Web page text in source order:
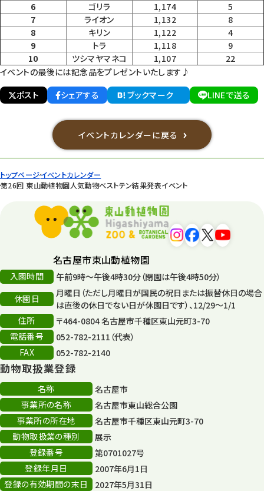
トップページイベントカレンダー
第26回 東山動植物園人気動物ベストテン結果発表イベント
6
ゴリラ 1,174
5
7
ライオン 1,132
8
8
キリン 1,122
4
9
トラ 1,118
9
10
ツシマヤマネコ 1,107
22
イベントの最後には記念品をプレゼントいたします♪
ポスト
シェアする ブックマーク LINEで送る
イベントカレンダーに戻る
名古屋市東山動植物園
入園時間
午前9時～午後4時30分（閉園は午後4時50分）
休園日
月曜日（ただし月曜日が国民の祝日または振替休日の場合
は直後の休日でない日が休園日です）、12/29～1/1
住所
〒464-0804 名古屋市千種区東山元町3-70
電話番号
052-782-2111（代表）
FAX
052-782-2140
動物取扱業登録
名称
名古屋市
事業所の名称
名古屋市東山総合公園
事業所の所在地
名古屋市千種区東山元町3-70
動物取扱業の種別
展示
登録番号
第0701027号
登録年月日
2007年6月1日
登録の有効期間の末日
2027年5月31日